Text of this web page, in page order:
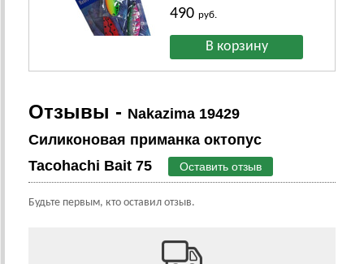
490руб.
Отзывы - Nakazima 19429
Силиконовая приманка октопус
Tacohachi Bait 75
Оставить отзыв
Будьте первым, кто оставил отзыв.